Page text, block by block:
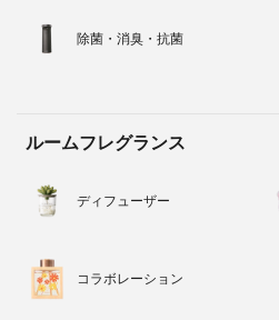
除菌・消臭・抗菌
ルームフレグランス
ディフューザー
コラボレーション